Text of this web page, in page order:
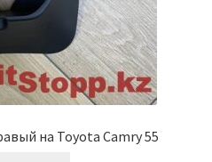
на Toyota Camry 55